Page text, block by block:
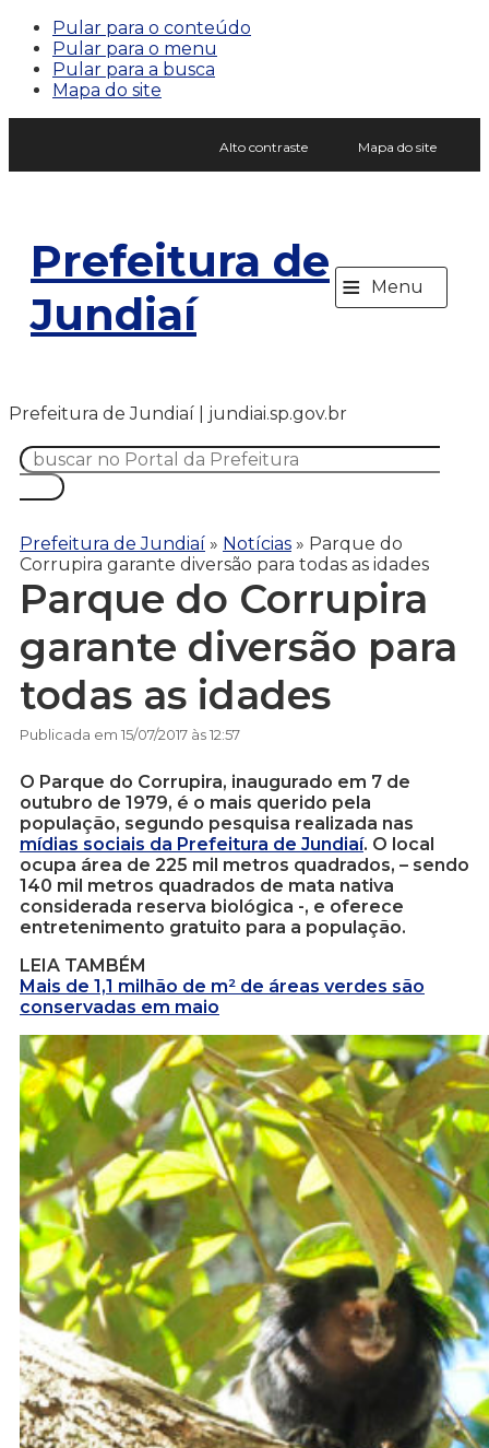
Pular para o conteúdo
Pular para o menu
Pular para a busca
Mapa do site
Alto contraste Mapa do site
Prefeitura de
Jundiaí
≡ Menu
Prefeitura de Jundiaí | jundiai.sp.gov.br
Prefeitura de Jundiaí » Notícias » Parque do
Corrupira garante diversão para todas as idades
Parque do Corrupira
garante diversão para
todas as idades
Publicada em 15/07/2017 às 12:57
O Parque do Corrupira, inaugurado em 7 de
outubro de 1979, é o mais querido pela
população, segundo pesquisa realizada nas
mídias sociais da Prefeitura de Jundiaí. O local
ocupa área de 225 mil metros quadrados, – sendo
140 mil metros quadrados de mata nativa
considerada reserva biológica -, e oferece
entretenimento gratuito para a população.
LEIA TAMBÉM
Mais de 1,1 milhão de m² de áreas verdes são
conservadas em maio